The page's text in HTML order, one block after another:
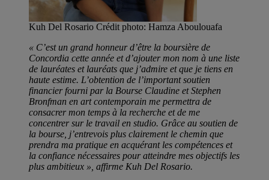
Kuh Del Rosario Crédit photo: Hamza Aboulouafa
« C’est un grand honneur d’être la boursière de
Concordia cette année et d’ajouter mon nom à une liste
de lauréates et lauréats que j’admire et que je tiens en
haute estime. L’obtention de l’important soutien
financier fourni par la Bourse Claudine et Stephen
Bronfman en art contemporain me permettra de
consacrer mon temps à la recherche et de me
concentrer sur le travail en studio. Grâce au soutien de
la bourse, j’entrevois plus clairement le chemin que
prendra ma pratique en acquérant les compétences et
la confiance nécessaires pour atteindre mes objectifs les
plus ambitieux », affirme Kuh Del Rosario.